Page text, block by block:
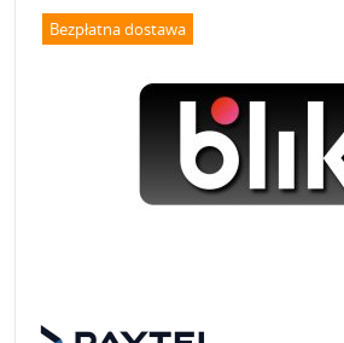
Bezpłatna dostawa